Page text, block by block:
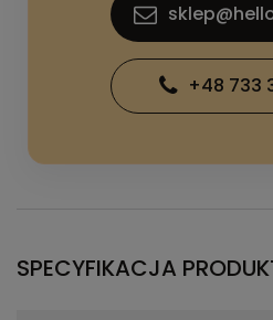
+48 733
SPECYFIKACJA